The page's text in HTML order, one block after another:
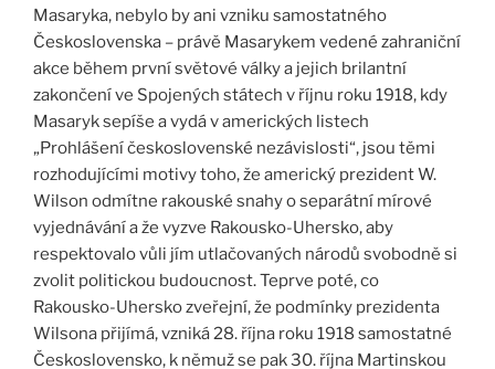
Masaryka, nebylo by ani vzniku samostatného
Československa – právě Masarykem vedené zahraniční
akce během první světové války a jejich brilantní
zakončení ve Spojených státech v říjnu roku 1918, kdy
Masaryk sepíše a vydá v amerických listech
„Prohlášení československé nezávislosti“, jsou těmi
rozhodujícími motivy toho, že americký prezident W.
Wilson odmítne rakouské snahy o separátní mírové
vyjednávání a že vyzve Rakousko-Uhersko, aby
respektovalo vůli jím utlačovaných národů svobodně si
zvolit politickou budoucnost. Teprve poté, co
Rakousko-Uhersko zveřejní, že podmínky prezidenta
Wilsona přijímá, vzniká 28. října roku 1918 samostatné
Československo, k němuž se pak 30. října Martinskou